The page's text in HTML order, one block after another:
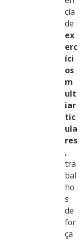
cia
de
ex
erc
íci
os
m
ult
iar
tic
ula
res
,
tra
bal
ho
s
de
for
ça